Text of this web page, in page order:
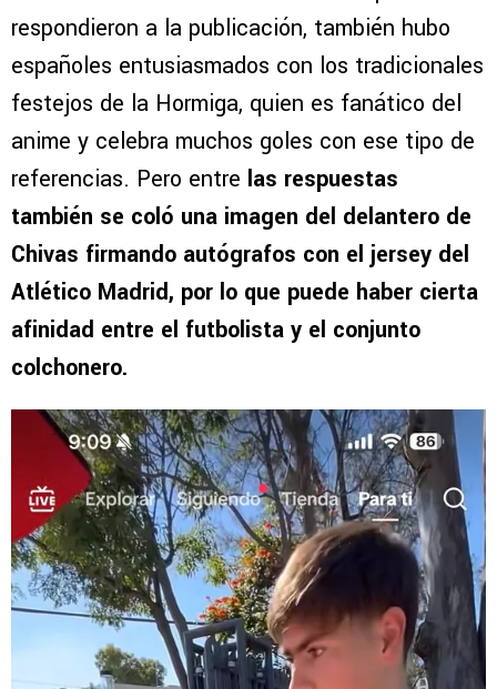
respondieron a la publicación, también hubo
españoles entusiasmados con los tradicionales
festejos de la Hormiga, quien es fanático del
anime y celebra muchos goles con ese tipo de
referencias. Pero entre las respuestas
también se coló una imagen del delantero de
Chivas firmando autógrafos con el jersey del
Atlético Madrid, por lo que puede haber cierta
afinidad entre el futbolista y el conjunto
colchonero.